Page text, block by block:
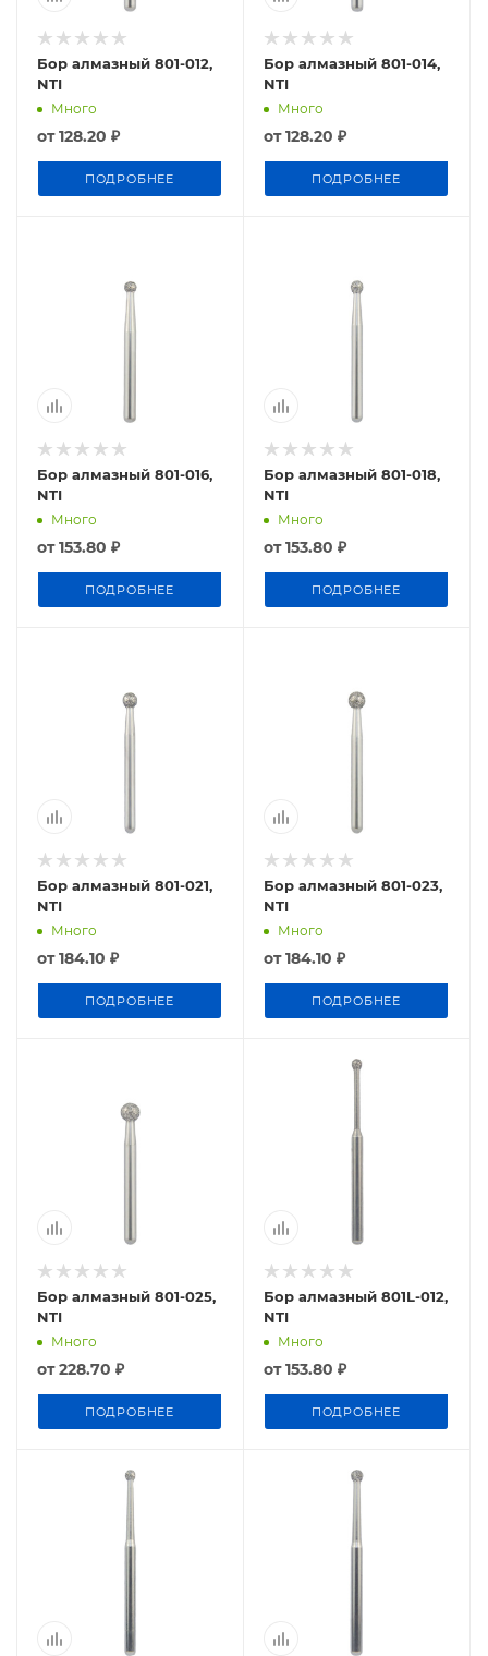
Бор алмазный 801-012,
NTI
Много
от128.20 ₽
ПОДРОБНЕЕ
Бор алмазный 801-014,
NTI
Много
от128.20 ₽
ПОДРОБНЕЕ
Бор алмазный 801-016,
NTI
Много
от153.80 ₽
ПОДРОБНЕЕ
Бор алмазный 801-018,
NTI
Много
от153.80 ₽
ПОДРОБНЕЕ
Бор алмазный 801-021,
NTI
Много
от184.10 ₽
ПОДРОБНЕЕ
Бор алмазный 801-023,
NTI
Много
от184.10 ₽
ПОДРОБНЕЕ
Бор алмазный 801-025,
NTI
Много
от228.70 ₽
ПОДРОБНЕЕ
Бор алмазный 801L-012,
NTI
Много
от153.80 ₽
ПОДРОБНЕЕ